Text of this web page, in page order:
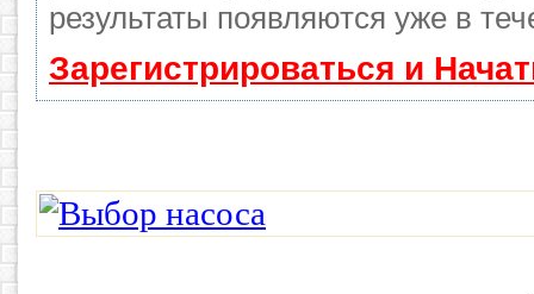
результаты появляются уже в
Зарегистрироваться и